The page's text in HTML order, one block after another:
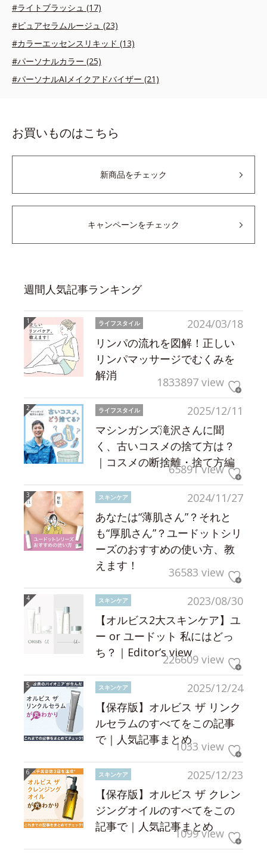
#ライトブラッシュ (17)
#ピュアセラムルージュ (23)
#カラーエッセンスリキッド (13)
#パーソナルカラー (25)
#パーソナルAIメイクアドバイザー (21)
お買いものはこちら
新商品をチェック
キャンペーンをチェック
週間人気記事ランキング
2024/03/18
ライフスタイル
リンパの流れを図解！正しい
リンパマッサージでむくみを
解消
1833897 view
2025/12/11
ライフスタイル
マシンガンズ滝沢さんに聞
く、古いコスメの捨て方は？
｜コスメの断捨離・捨て方編
65891 view
2024/11/27
スキンケア
あなたは“薄肌さん”？それと
も“厚肌さん”？ユードットシリ
ーズのおすすめの使い方、教
えます！
36583 view
2023/08/30
スキンケア
【オルビス2大スキンケア】ユ
ー or ユードット 私にはどっ
ち？｜Editor’s view226609 view
2025/12/24
スキンケア
【保存版】オルビス ザ リンク
ルセラムのすべてをこの記事
で｜人気記事まとめ1033 view
2025/12/23
スキンケア
【保存版】オルビス ザ クレン
ジングオイルのすべてをこの
記事で｜人気記事まとめ
1099 view